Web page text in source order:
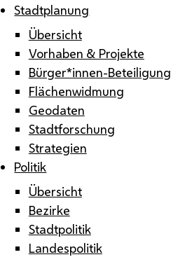
Stadtplanung
Übersicht
Vorhaben & Projekte
Bürger*innen-Beteiligung
Flächenwidmung
Geodaten
Stadtforschung
Strategien
Politik
Übersicht
Bezirke
Stadtpolitik
Landespolitik